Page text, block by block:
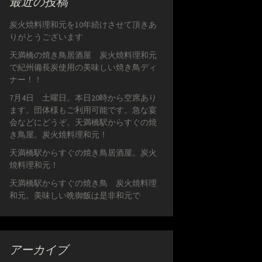
炭火焼料理和元を10年続けさせて頂きあ
りがとうございます
天満橋の焼き鳥居酒屋 炭火焼料理和元
で紀州備長炭使用の美味しい焼き鳥ディ
ナー！！
7月4日 土曜日。本日20時から空席あり
ます。団体様もご利用可能です。急な宴
会などにどうぞ。天満橋駅からすぐの焼
き鳥屋。炭火焼料理和元！
天満橋駅からすぐの焼き鳥居酒屋。炭火
焼料理和元！
天満橋駅からすぐの焼き鳥 炭火焼料理
和元。美味しい晩御飯は是非和元で
アーカイブ